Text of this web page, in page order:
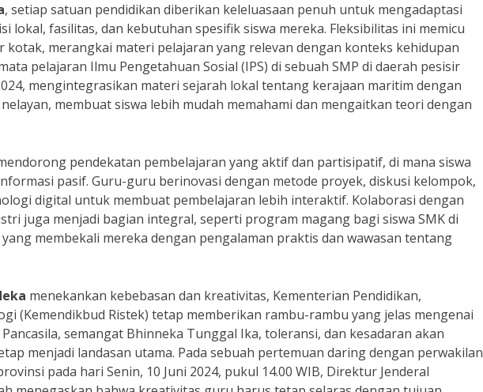
, setiap satuan pendidikan diberikan keleluasaan penuh untuk mengadaptasi
lokal, fasilitas, dan kebutuhan spesifik siswa mereka. Fleksibilitas ini memicu
merangkai materi pelajaran yang relevan dengan konteks kehidupan
pelajaran Ilmu Pengetahuan Sosial (IPS) di sebuah SMP di daerah pesisir
mengintegrasikan materi sejarah lokal tentang kerajaan maritim dengan
membuat siswa lebih mudah memahami dan mengaitkan teori dengan
pendekatan pembelajaran yang aktif dan partisipatif, di mana siswa
pasif. Guru-guru berinovasi dengan metode proyek, diskusi kelompok,
digital untuk membuat pembelajaran lebih interaktif. Kolaborasi dengan
juga menjadi bagian integral, seperti program magang bagi siswa SMK di
membekali mereka dengan pengalaman praktis dan wawasan tentang
menekankan kebebasan dan kreativitas, Kementerian Pendidikan,
(Kemendikbud Ristek) tetap memberikan rambu-rambu yang jelas mengenai
semangat Bhinneka Tunggal Ika, toleransi, dan kesadaran akan
menjadi landasan utama. Pada sebuah pertemuan daring dengan perwakilan
pada hari Senin, 10 Juni 2024, pukul 14.00 WIB, Direktur Jenderal